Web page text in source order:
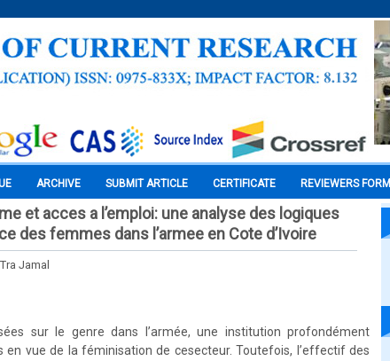
ARCHIVE SUBMIT ARTICLE CERTIFICATE REVIEWERS FORM
et acces a l’emploi: une analyse des logiques
des femmes dans l’armee en Cote d’Ivoire
Jamal
sur le genre dans l’armée, une institution profondément
vue de la féminisation de cesecteur. Toutefois, l’effectif des